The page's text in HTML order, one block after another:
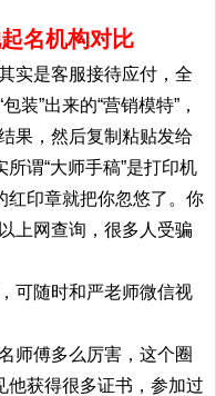
名机构对比
实是客服接待应付，全
装”出来的“营销模特”，
果，然后复制粘贴发给
谓“大师手稿”是打印机
红印章就把你忽悠了。你
上网查询，很多人受骗
可随时和严老师微信视
师傅多么厉害，这个圈
他获得很多证书，参加过